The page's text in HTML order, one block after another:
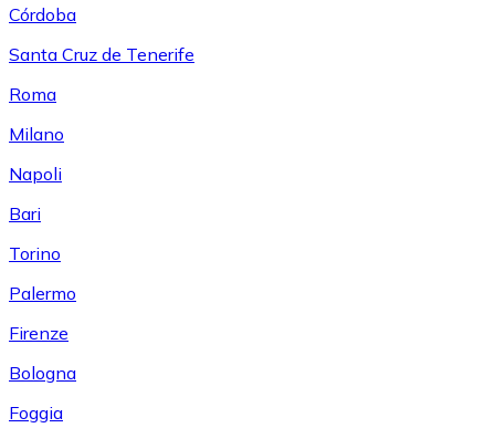
Córdoba
Santa Cruz de Tenerife
Roma
Milano
Napoli
Bari
Torino
Palermo
Firenze
Bologna
Foggia